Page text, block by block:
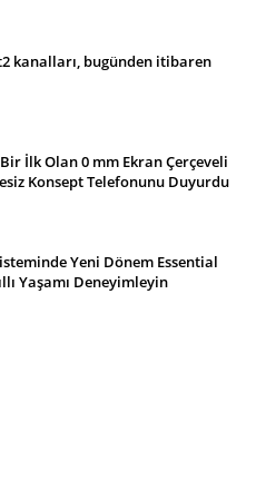
kanalları, bugünden itibaren
İlk Olan 0 mm Ekran Çerçeveli
Konsept Telefonunu Duyurdu
Yeni Dönem Essential
Yaşamı Deneyimleyin